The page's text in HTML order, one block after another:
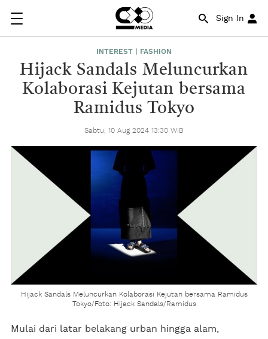
Sign In
INTEREST | FASHION
Hijack Sandals Meluncurkan
Kolaborasi Kejutan bersama
Ramidus Tokyo
Sabtu, 10 Aug 2024 13:30 WIB
Hijack Sandals Meluncurkan Kolaborasi Kejutan bersama Ramidus
Tokyo/Foto: Hijack Sandals/Ramidus
Mulai dari latar belakang urban hingga alam,